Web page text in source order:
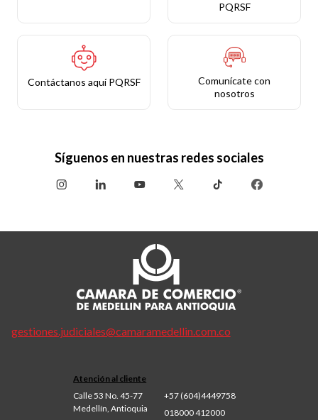
PQRSF
Contáctanos aquí PQRSF
Comunícate con
nosotros
Síguenos en nuestras redes sociales
gestiones.judiciales@camaramedellin.com.co
Atención al cliente
Calle 53 No. 45-77
Medellín, Antioquia
+57 (604)4449758
018000 412000